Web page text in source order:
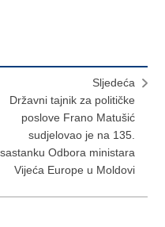
Sljedeća
Državni tajnik za političke
poslove Frano Matušić
sudjelovao je na 135.
sastanku Odbora ministara
Vijeća Europe u Moldovi